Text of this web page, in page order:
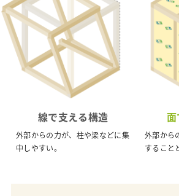
線で支える構造
外部からの力が、柱や梁などに集
中しやすい。
外部から
すること